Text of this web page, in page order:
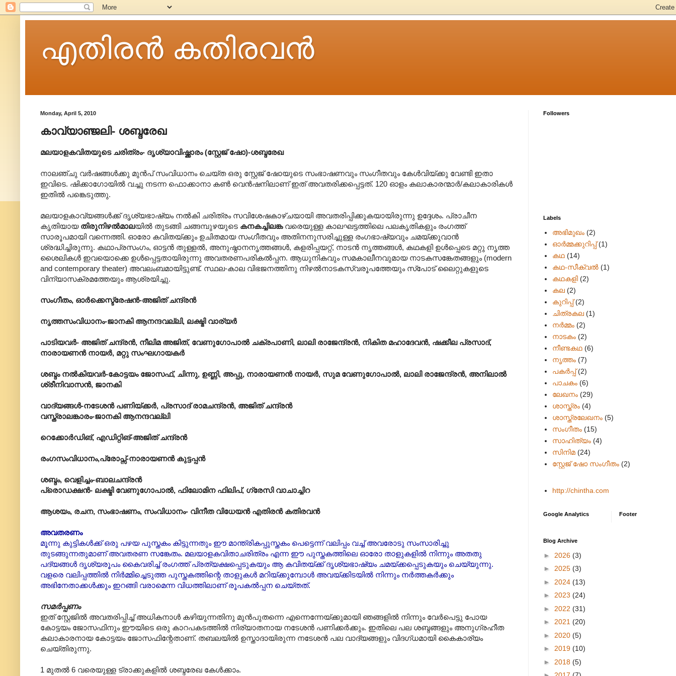
എതിരന്‍ കതിരവന്‍
Monday, April 5, 2010
കാവ്യാഞ്ജലി- ശബ്ദരേഖ
മലയാളകവിതയുടെ ചരിത്രം- ദൃശ്യാവിഷ്ക്കാരം (സ്റ്റേജ് ഷോ)-ശബ്ദരേഖ
നാലഞ്ചു വർഷങ്ങൾക്കു മുൻപ് സംവിധാനം ചെയ്ത ഒരു സ്റ്റേജ് ഷോയുടെ സംഭാഷണവും സംഗീതവും കേൾവിയ്ക്കു വേണ്ടി ഇതാ
ഇവിടെ. ഷിക്കാഗോയിൽ വച്ചു നടന്ന ഫൊക്കാനാ കൺ വെൻഷനിലാണ് ഇത് അവതരിക്കപ്പെട്ടത്. 120 ഓളം കലാകാരന്മാർ/കലാകാരികൾ
ഇതിൽ പങ്കെടുത്തു.
മലയാളകാവ്യങ്ങൾക്ക് ദൃശ്യഭാഷ്യം നൽകി ചരിത്രം സവിശേഷകാഴ്ചയായി അവതരിപ്പിക്കുകയായിരുന്നു ഉദ്ദേശം. പ്രാചീന
കൃതിയായ തിരുനിഴൽമാലയിൽ തുടങ്ങി ചങ്ങമ്പുഴയുടെ കനകച്ചിലങ്കവരെയുള്ള കാലഘട്ടത്തിലെ പലകൃതികളും രംഗത്ത്
സാരൂപമായി വന്നെത്തി. ഓരോ കവിതയ്ക്കും ഉചിതമായ സംഗീതവും അതിനനുസരിച്ചുള്ള രംഗഭാഷ്യവും ചമയ്ക്കുവാൻ
ശ്രദ്ധിച്ചിരുന്നു. കഥാപ്രസംഗം, ഓട്ടൻ തുള്ളൽ, അനുഷ്ഠാനനൃത്തങ്ങൾ, കളരിപ്പയറ്റ്, നാടൻ നൃത്തങ്ങൾ, കഥകളി ഉൾപ്പെടെ മറ്റു നൃത്ത
ശൈലികൾ ഇവയൊക്കെ ഉൾപ്പെട്ടതായിരുന്നു അവതരണപരികൽ‌പ്പന. ആധുനികവും സമകാലീനവുമായ നാടകസങ്കേതങ്ങളും (modern
and contemporary theater) അവലംബമായിട്ടുണ്ട്. സ്ഥല-കാല വിഭജനത്തിനു നിഴൽനാടകസ്വരൂപത്തേയും സ്പോട് ലൈറ്റുകളുടെ
വിന്യാസക്രമത്തേയും ആശ്രയിച്ചു.
സംഗീതം, ഓർക്കെസ്ട്രേഷൻ-അജിത് ചന്ദ്രൻ
നൃത്തസംവിധാനം-ജാനകി ആനന്ദവല്ലി, ലക്ഷ്മി വാര്യർ
പാടിയവർ- അജിത് ചന്ദ്രൻ, നീലിമ അജിത്, വേണുഗോപാൽ ചക്രപാണി, ലാലി രാജേന്ദ്രൻ, നികിത മഹാദേവൻ, ഷക്കീല പ്രസാദ്,
നാരായണൻ നായർ, മറ്റു സംഘഗായകർ
ശബ്ദം നൽകിയവർ-കോട്ടയം ജോസഫ്, ചിന്നു, ഉണ്ണി, അപ്പു, നാരായണൻ നായർ, സുമ വേണുഗോപാൽ, ലാലി രാജേന്ദ്രൻ, അനിലാൽ
ശ്രീനിവാസൻ, ജാനകി
വാദ്യങ്ങൾ-നടേശൻ പണിയ്ക്കർ, പ്രസാദ് രാമചന്ദ്രൻ, അജിത് ചന്ദ്രൻ
വസ്ത്രാലങ്കാരം-ജാനകി ആനന്ദവല്ലി
റെക്കോർഡിങ്, എഡിറ്റിങ്-അജിത് ചന്ദ്രൻ
രംഗസംവിധാനം,പ്രോപ്സ്-നാരായണൻ കുട്ടപ്പൻ
ശബ്ദം, വെളിച്ചം-ബാലചന്ദ്രൻ
പ്രൊഡക്ഷൻ- ലക്ഷ്മി വേണുഗോപാൽ, ഫിലോമിന ഫിലിപ്, ഗ്രേസി വാചാച്ചിറ
ആശയം, രചന, സംഭാഷണം, സംവിധാനം- വിനീത വിധേയൻ എതിരൻ കതിരവൻ
അവതരണം
മൂന്നു കുട്ടികൾക്ക് ഒരു പഴയ പുസ്തകം കിട്ടുന്നതും ഈ മാന്ത്രികപ്പുസ്തകം പെട്ടെന്ന് വലിപ്പം വച്ച് അവരോടു സംസാരിച്ചു
തുടങ്ങുന്നതുമാണ് അവതരണ സങ്കേതം. മലയാളകവിതാചരിത്രം എന്ന ഈ പുസ്തകത്തിലെ ഓരോ താളുകളിൽ നിന്നും അതതു
പദ്യങ്ങൾ ദൃശ്യരൂപം കൈവരിച്ച് രംഗത്ത് പ്രത്യക്ഷപ്പെടുകയും ആ കവിതയ്ക്ക് ദൃശ്യഭാഷ്യം ചമയ്ക്കപ്പെടുകയും ചെയ്യുന്നു.
വളരെ വലിപ്പത്തിൽ നിർമ്മിച്ചെടുത്ത പുസ്തകത്തിന്റെ താളുകൾ മറിയ്ക്കുമ്പോൾ അവയ്ക്കിടയിൽ നിന്നും നർത്തകർക്കും
അഭിനേതാക്കൾക്കും ഇറങ്ങി വരാമെന്ന വിധത്തിലാണ് രൂപകൽ‌പ്പന ചെയ്തത്.
സമർപ്പണം
ഇത് സ്റ്റേജിൽ അവതരിപ്പിച്ച് അധികനാൾ കഴിയുന്നതിനു മുൻപുതന്നെ എന്നെന്നേയ്ക്കുമായി ഞങ്ങളിൽ നിന്നും വേർപെട്ടു പോയ
കോട്ടയം ജോസഫിനും ഈയിടെ ഒരു കാറപകടത്തിൽ നിര്യാതനായ നടേശൻ പണിക്കർക്കും. ഇതിലെ പല ശബ്ദങ്ങളും അനുഗ്രഹീത
കലാകാരനായ കോട്ടയം ജോസഫിന്റേതാണ്. തബലയിൽ ഉസ്താദായിരുന്ന നടേശൻ പല വാദ്യങ്ങളും വിദഗ്ധമായി കൈകാര്യം
ചെയ്തിരുന്നു.
1 മുതൽ 6 വരെയുള്ള ട്രാക്കുകളിൽ ശബ്ദരേഖ കേൾക്കാം.
Followers
Labels
അഭിമുഖം (2)
ഓർമ്മക്കുറിപ്പ് (1)
കഥ (14)
കഥ-സീക്വല്‍ (1)
കഥകളി (2)
കല (2)
കുറിപ്പ് (2)
ചിത്രകല (1)
നർമ്മം (2)
നാടകം (2)
നീണ്ടകഥ (6)
നൃത്തം (7)
പകര്‍പ്പ് (2)
പാചകം (6)
ലേഖനം (29)
ശാസ്ത്രം (4)
ശാസ്ത്രലേഖനം (5)
സംഗീതം (15)
സാഹിത്യം (4)
സിനിമ (24)
സ്റ്റേജ് ഷോ സംഗീതം (2)
http://chintha.com
Google Analytics Footer
Blog Archive
► 2026 (3)
► 2025 (3)
► 2024 (13)
► 2023 (24)
► 2022 (31)
► 2021 (20)
► 2020 (5)
► 2019 (10)
► 2018 (5)